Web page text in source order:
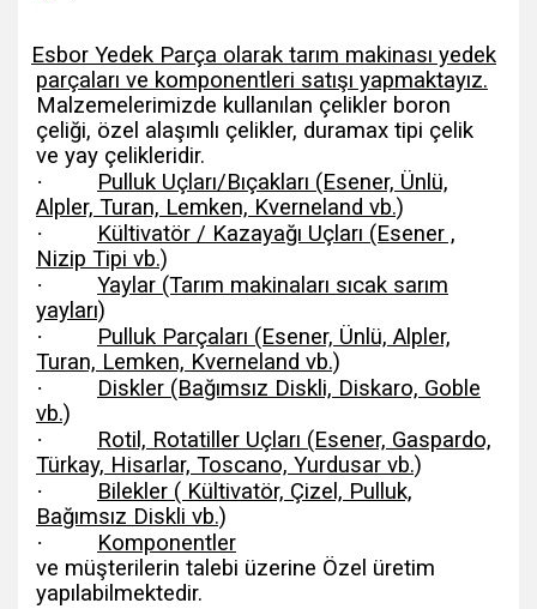
Esbor Yedek Parça olarak tarım makinası yedek
parçaları ve komponentleri satışı yapmaktayız.
Malzemelerimizde kullanılan çelikler boron
çeliği, özel alaşımlı çelikler, duramax tipi çelik
ve yay çelikleridir.
·
Pulluk Uçları/Bıçakları (Esener, Ünlü,
Alpler, Turan, Lemken, Kverneland vb.)
·
Kültivatör / Kazayağı Uçları (Esener ,
Nizip Tipi vb.)
·
Yaylar (Tarım makinaları sıcak sarım
yayları)
·
Pulluk Parçaları (Esener, Ünlü, Alpler,
Turan, Lemken, Kverneland vb.)
·
Diskler (Bağımsız Diskli, Diskaro, Goble
vb.)
·
Rotil, Rotatiller Uçları (Esener, Gaspardo,
Türkay, Hisarlar, Toscano, Yurdusar vb.)
·
Bilekler ( Kültivatör, Çizel, Pulluk,
Bağımsız Diskli vb.)
·
Komponentler
ve müşterilerin talebi üzerine Özel üretim
yapılabilmektedir.